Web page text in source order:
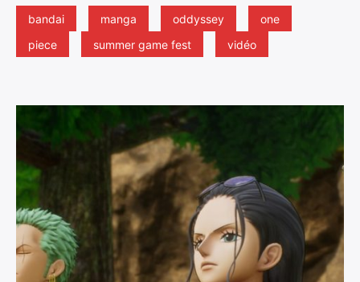
bandai manga oddyssey
one
piece
summer game fest vidéo